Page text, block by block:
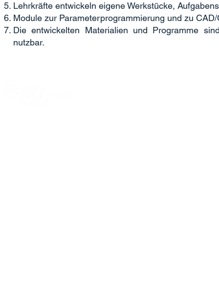
Lehrkräfte entwickeln eigene Werkstücke,
Module zur Parameterprogrammierung und zu
Die entwickelten Materialien und Programme
nutzbar.